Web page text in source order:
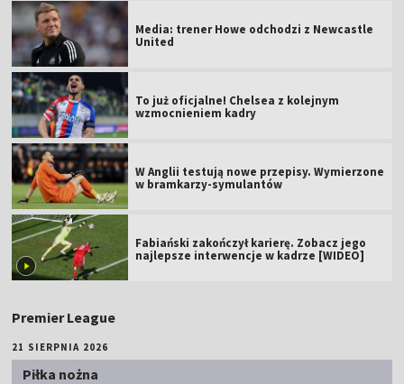
Media: trener Howe odchodzi z Newcastle
United
To już oficjalne! Chelsea z kolejnym
wzmocnieniem kadry
W Anglii testują nowe przepisy. Wymierzone
w bramkarzy-symulantów
Fabiański zakończył karierę. Zobacz jego
najlepsze interwencje w kadrze [WIDEO]
Premier League
21 SIERPNIA 2026
Piłka nożna